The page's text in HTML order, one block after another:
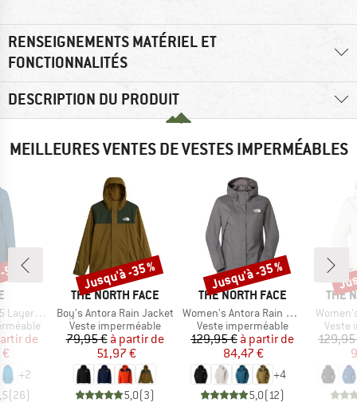
RENSEIGNEMENTS MATÉRIEL ET
FONCTIONNALITÉS
DESCRIPTION DU PRODUIT
MEILLEURES VENTES DE VESTES IMPERMÉABLES
Coat
réduit
de
+2
(26)
%
MARQUE
THE NORTH FACE
Article
Boy's Antora Rain Jacket
Product group
Veste imperméable
Prix
79,95 € Prix réduit
à partir de
51,97 €
5,0(3)
Remise
Jusqu'à -35 %
MARQUE
THE NORTH FACE
Article
Women's Antora Rain Jacket
Product group
Veste imperméable
Prix
129,95 € Prix réduit
à partir de
84,47 €
+4
5,0(12)
Remise
Jusqu'à -35 %
THE
Article
Veste